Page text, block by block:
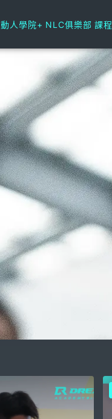
動人學院+ NLC俱樂部 課程